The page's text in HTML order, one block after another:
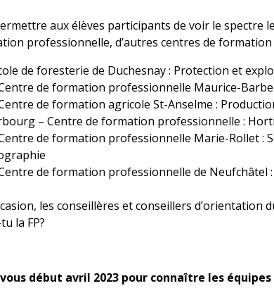
aux élèves participants de voir le spectre
professionnelle, d’autres centres de
de foresterie de Duchesnay : Protection et
de formation professionnelle Maurice-
de formation agricole St-Anselme :
– Centre de formation professionnelle :
de formation professionnelle Marie-Rollet
de formation professionnelle de Neufchâtel
les conseillères et conseillers d’orientation
la FP?
début avril 2023 pour connaître les